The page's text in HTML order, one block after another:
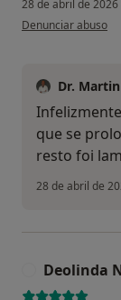
28 de abril de 2026
na opinião do
Denunciar abuso
Dr.
que se
resto foi
28 de abril de
Deolinda